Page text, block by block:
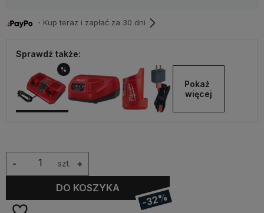
・Kup teraz i zapłać za 30 dni
Sprawdź także:
%
Pokaż
więcej
szt. +
-
DO KOSZYKA
-32%